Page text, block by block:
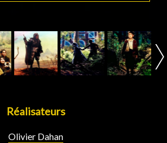
Réalisateurs
Olivier Dahan